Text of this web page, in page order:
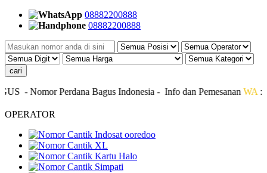
08882200888
08882200888
- Nomor Perdana BagusIndonesia- Info dan Pemesanan WA:
OPERATOR